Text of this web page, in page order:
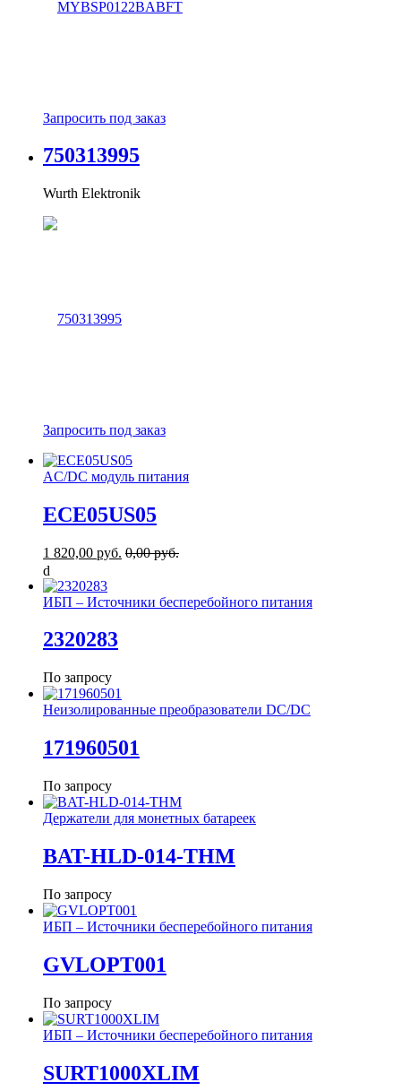
Запросить под заказ
750313995
Wurth Elektronik
Запросить под заказ
AC/DC модуль питания
ECE05US05
1 820,00 руб. 0,00 руб.
ИБП – Источники бесперебойного питания
2320283
По запросу
Неизолированные преобразователи DC/DC
171960501
По запросу
Держатели для монетных батареек
BAT-HLD-014-THM
По запросу
ИБП – Источники бесперебойного питания
GVLOPT001
По запросу
ИБП – Источники бесперебойного питания
SURT1000XLIM